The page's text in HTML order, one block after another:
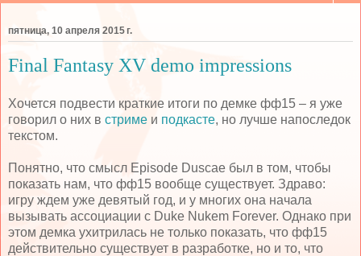
пятница, 10 апреля 2015 г.
Final Fantasy XV demo impressions
Хочется подвести краткие итоги по демке фф15 – я уже
говорил о них в стриме и подкасте, но лучше напоследок
текстом.
Понятно, что смысл Episode Duscae был в том, чтобы
показать нам, что фф15 вообще существует. Здраво:
игру ждем уже девятый год, и у многих она начала
вызывать ассоциации с Duke Nukem Forever. Однако при
этом демка ухитрилась не только показать, что фф15
действительно существует в разработке, но и то, что